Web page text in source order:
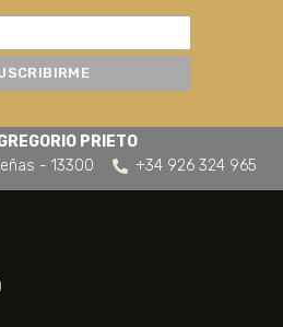
PRIETO
- 13300
+34 926 324 965